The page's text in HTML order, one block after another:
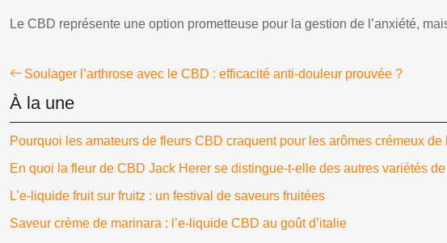
Le CBD représente une option prometteuse pour la gestion de l’anxiété,
Soulager l’arthrose avec le CBD : efficacité anti-douleur prouvée ?
À la une
Pourquoi les amateurs de fleurs CBD craquent pour les arômes crémeux de
En quoi la fleur de CBD Jack Herer se distingue-t-elle des autres variétés
L’e-liquide fruit sur fruitz : un festival de saveurs fruitées
Saveur crème de marinara : l’e-liquide CBD au goût d’italie